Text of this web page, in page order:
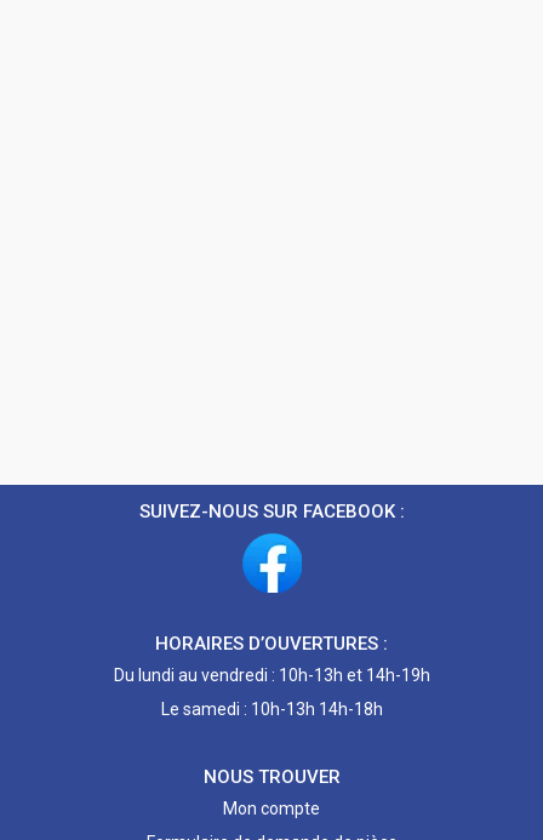
SUIVEZ-NOUS SUR FACEBOOK :
HORAIRES D’OUVERTURES :
Du lundi au vendredi : 10h-13h et 14h-19h
Le samedi : 10h-13h 14h-18h
NOUS TROUVER
Mon compte